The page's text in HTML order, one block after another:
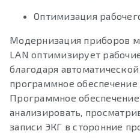
Оптимизация
Модернизация приборов
LAN оптимизирует
благодаря
программное обеспечение
Программное обеспечение
анализировать,
записи ЭКГ в сторонние